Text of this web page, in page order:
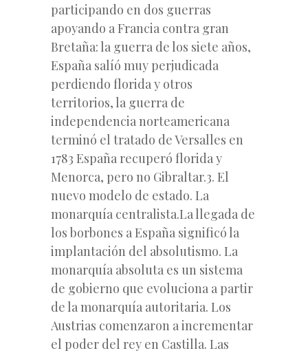
participando en dos guerras
apoyando a Francia contra gran
Bretaña: la guerra de los siete años,
España salíó muy perjudicada
perdiendo florida y otros
territorios, la guerra de
independencia norteamericana
terminó el tratado de Versalles en
1783 España recuperó florida y
Menorca, pero no Gibraltar.3. El
nuevo modelo de estado. La
monarquía centralista.La llegada de
los borbones a España significó la
implantación del absolutismo. La
monarquía absoluta es un sistema
de gobierno que evoluciona a partir
de la monarquía autoritaria. Los
Austrias comenzaron a incrementar
el poder del rey en Castilla. Las